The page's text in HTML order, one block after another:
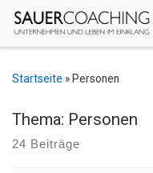
Zum Inhalt springen
Startseite » Personen
Thema: Personen
24 Beiträge